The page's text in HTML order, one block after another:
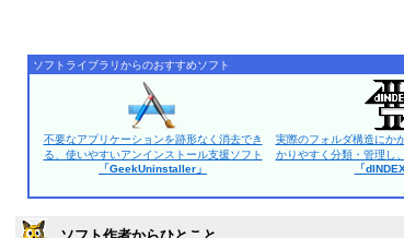
ソフトライブラリからのおすすめソフト
不要なアプリケーションを跡形なく消去でき
る、使いやすいアンインストール支援ソフト
「GeekUninstaller」
実際のフォルダ構造にか
かりやすく分類・管理し
「